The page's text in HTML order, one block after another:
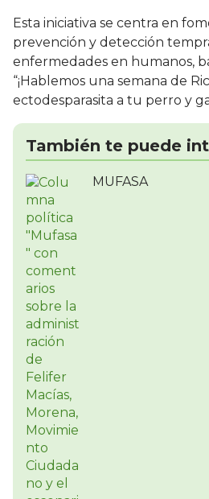
Esta iniciativa se centra en
prevención y detección
enfermedades en humanos,
“¡Hablemos una semana de
ectodesparasita a tu perro y
También te puede
MUFASA